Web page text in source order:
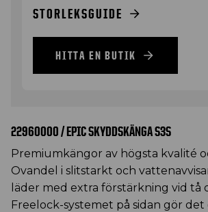
STORLEKSGUIDE
HITTA EN BUTIK
22960000 / EPIC SKYDDSKÄNGA S3S
Premiumkängor av högsta kvalité
Ovandel i slitstarkt och
läder med extra förstärkning vid tå
Freelock-systemet på sidan gör